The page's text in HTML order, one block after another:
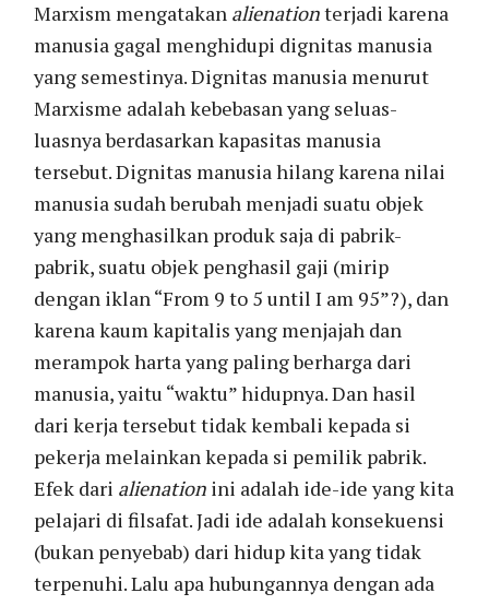
Marxism mengatakan alienationterjadi karena
manusia gagal menghidupi dignitas manusia
yang semestinya. Dignitas manusia menurut
Marxisme adalah kebebasan yang seluas-
luasnya berdasarkan kapasitas manusia
tersebut. Dignitas manusia hilang karena nilai
manusia sudah berubah menjadi suatu objek
yang menghasilkan produk saja di pabrik-
pabrik, suatu objek penghasil gaji (mirip
dengan iklan “From 9 to 5 until I am 95”?), dan
karena kaum kapitalis yang menjajah dan
merampok harta yang paling berharga dari
manusia, yaitu “waktu” hidupnya. Dan hasil
dari kerja tersebut tidak kembali kepada si
pekerja melainkan kepada si pemilik pabrik.
Efek dari alienation ini adalah ide-ide yang kita
pelajari di filsafat. Jadi ide adalah konsekuensi
(bukan penyebab) dari hidup kita yang tidak
terpenuhi. Lalu apa hubungannya dengan ada